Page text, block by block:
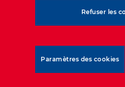
Célébration des 60 ans
du brevet d’origine de
Voyage à Travers
l’Innovation et
Refuser les
Paramètres des cookies